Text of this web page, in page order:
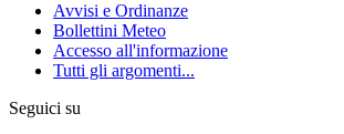
Avvisi e Ordinanze
Bollettini Meteo
Accesso all'informazione
Tutti gli argomenti...
Seguici su